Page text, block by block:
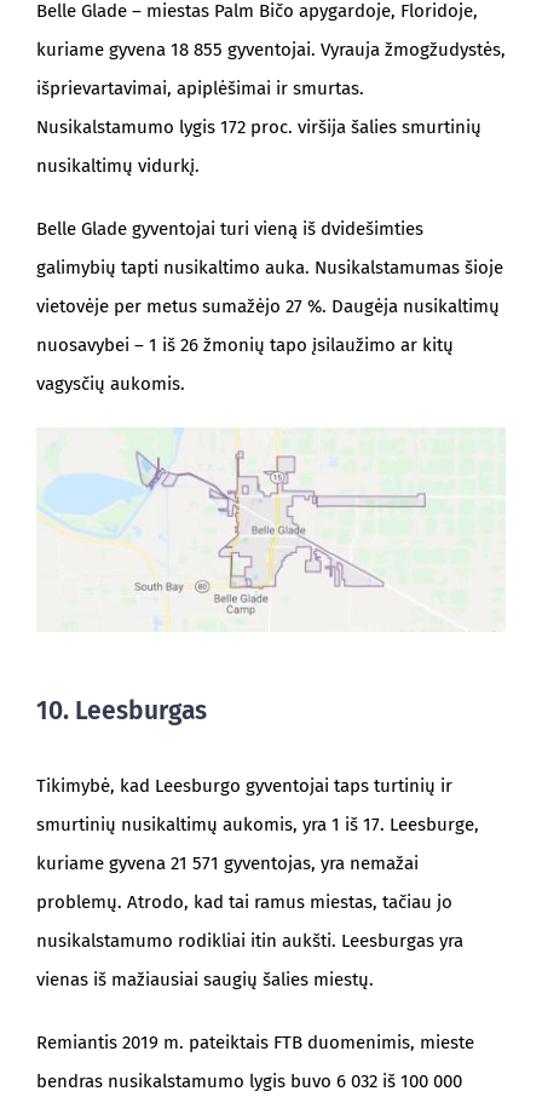
Belle Glade – miestas Palm Bičo apygardoje, Floridoje,
kuriame gyvena 18 855 gyventojai. Vyrauja žmogžudystės,
išprievartavimai, apiplėšimai ir smurtas.
Nusikalstamumo lygis 172 proc. viršija šalies smurtinių
nusikaltimų vidurkį.
Belle Glade gyventojai turi vieną iš dvidešimties
galimybių tapti nusikaltimo auka. Nusikalstamumas šioje
vietovėje per metus sumažėjo 27 %. Daugėja nusikaltimų
nuosavybei – 1 iš 26 žmonių tapo įsilaužimo ar kitų
vagysčių aukomis.
10. Leesburgas
Tikimybė, kad Leesburgo gyventojai taps turtinių ir
smurtinių nusikaltimų aukomis, yra 1 iš 17. Leesburge,
kuriame gyvena 21 571 gyventojas, yra nemažai
problemų. Atrodo, kad tai ramus miestas, tačiau jo
nusikalstamumo rodikliai itin aukšti. Leesburgas yra
vienas iš mažiausiai saugių šalies miestų.
Remiantis 2019 m. pateiktais FTB duomenimis, mieste
bendras nusikalstamumo lygis buvo 6 032 iš 100 000